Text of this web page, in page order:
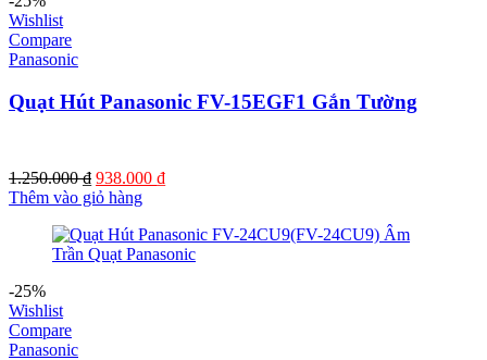
Wishlist
Compare
Panasonic
Quạt Hút Panasonic FV-15EGF1 Gắn Tường
1.250.000₫ Giá
gốc
1.250.000 ₫.
938.000 ₫Giá
là:
938.000 ₫.
Thêm vào giỏ hàng
-25%
Wishlist
Compare
Panasonic